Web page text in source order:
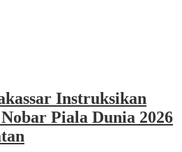
Instruksikan
Piala Dunia 2026